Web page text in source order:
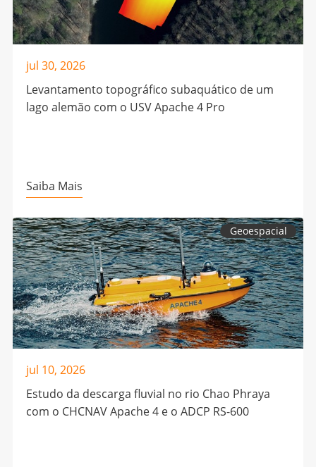
jul 30, 2026
Levantamento topográfico subaquático de um
lago alemão com o USV Apache 4 Pro
Saiba Mais
Geoespacial
jul 10, 2026
Estudo da descarga fluvial no rio Chao Phraya
com o CHCNAV Apache 4 e o ADCP RS-600